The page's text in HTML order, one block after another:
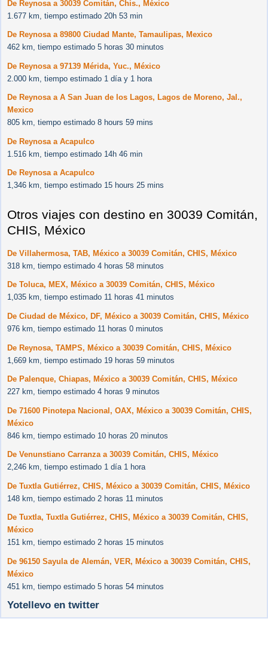
De Reynosa a 30039 Comitán, Chis., México
1.677 km, tiempo estimado 20h 53 min
De Reynosa a 89800 Ciudad Mante, Tamaulipas, Mexico
462 km, tiempo estimado 5 horas 30 minutos
De Reynosa a 97139 Mérida, Yuc., México
2.000 km, tiempo estimado 1 día y 1 hora
De Reynosa a A San Juan de los Lagos, Lagos de Moreno, Jal.,
Mexico
805 km, tiempo estimado 8 hours 59 mins
De Reynosa a Acapulco
1.516 km, tiempo estimado 14h 46 min
De Reynosa a Acapulco
1,346 km, tiempo estimado 15 hours 25 mins
Otros viajes con destino en 30039 Comitán,
CHIS, México
De Villahermosa, TAB, México a 30039 Comitán, CHIS, México
318 km, tiempo estimado 4 horas 58 minutos
De Toluca, MEX, México a 30039 Comitán, CHIS, México
1,035 km, tiempo estimado 11 horas 41 minutos
De Ciudad de México, DF, México a 30039 Comitán, CHIS, México
976 km, tiempo estimado 11 horas 0 minutos
De Reynosa, TAMPS, México a 30039 Comitán, CHIS, México
1,669 km, tiempo estimado 19 horas 59 minutos
De Palenque, Chiapas, México a 30039 Comitán, CHIS, México
227 km, tiempo estimado 4 horas 9 minutos
De 71600 Pinotepa Nacional, OAX, México a 30039 Comitán, CHIS,
México
846 km, tiempo estimado 10 horas 20 minutos
De Venunstiano Carranza a 30039 Comitán, CHIS, México
2,246 km, tiempo estimado 1 día 1 hora
De Tuxtla Gutiérrez, CHIS, México a 30039 Comitán, CHIS, México
148 km, tiempo estimado 2 horas 11 minutos
De Tuxtla, Tuxtla Gutiérrez, CHIS, México a 30039 Comitán, CHIS,
México
151 km, tiempo estimado 2 horas 15 minutos
De 96150 Sayula de Alemán, VER, México a 30039 Comitán, CHIS,
México
451 km, tiempo estimado 5 horas 54 minutos
Yotellevo en twitter